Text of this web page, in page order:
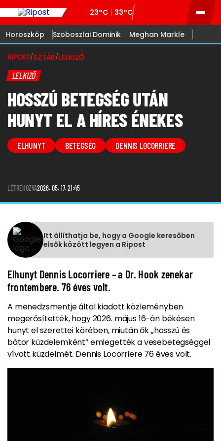
23°C 33°C
Horoszkóp Szoboszlai Dominik Meghan Markle
RIPOST/SZTÁR/LELKIZŐ
LELKIZŐ
HOSSZÚ BETEGSÉG UTÁN
HUNYT EL A HÍRES ÉNEKES
ELHUNYT BETEGSÉG DENNIS LOCORRIERE
LÉTREHOZVA2026. 05. 17. 21:45
Itt állíthatja be, hogy a Google keresőben
elsők között legyen a Ripost
Elhunyt Dennis Locorriere – a Dr. Hook zenekar
frontembere. 76 éves volt.
A menedzsmentje által kiadott közleményben
megerősítették, hogy 2026. május 16-án békésen
hunyt el szerettei körében, miután ők „hosszú és
bátor küzdelemként” emlegették a vesebetegséggel
vívott küzdelmét. Dennis Locorriere 76 éves volt.